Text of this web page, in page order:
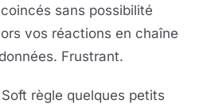
sans possibilité
vos réactions en chaîne
Frustrant.
règle quelques petits